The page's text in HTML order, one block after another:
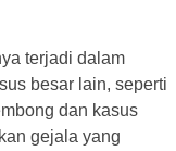
terjadi dalam
besar lain, seperti
dan kasus
gejala yang